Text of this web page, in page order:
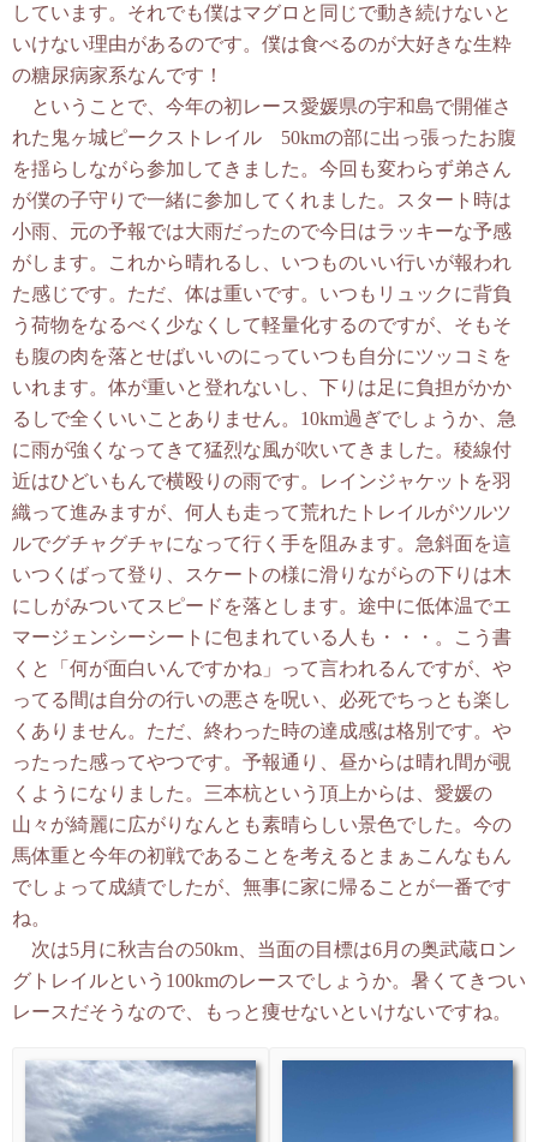
しています。それでも僕はマグロと同じで動き続けないと
いけない理由があるのです。僕は食べるのが大好きな生粋
の糖尿病家系なんです！
ということで、今年の初レース愛媛県の宇和島で開催さ
れた鬼ヶ城ピークストレイル 50kmの部に出っ張ったお腹
を揺らしながら参加してきました。今回も変わらず弟さん
が僕の子守りで一緒に参加してくれました。スタート時は
小雨、元の予報では大雨だったので今日はラッキーな予感
がします。これから晴れるし、いつものいい行いが報われ
た感じです。ただ、体は重いです。いつもリュックに背負
う荷物をなるべく少なくして軽量化するのですが、そもそ
も腹の肉を落とせばいいのにっていつも自分にツッコミを
いれます。体が重いと登れないし、下りは足に負担がかか
るしで全くいいことありません。10km過ぎでしょうか、急
に雨が強くなってきて猛烈な風が吹いてきました。稜線付
近はひどいもんで横殴りの雨です。レインジャケットを羽
織って進みますが、何人も走って荒れたトレイルがツルツ
ルでグチャグチャになって行く手を阻みます。急斜面を這
いつくばって登り、スケートの様に滑りながらの下りは木
にしがみついてスピードを落とします。途中に低体温でエ
マージェンシーシートに包まれている人も・・・。こう書
くと「何が面白いんですかね」って言われるんですが、や
ってる間は自分の行いの悪さを呪い、必死でちっとも楽し
くありません。ただ、終わった時の達成感は格別です。や
ったった感ってやつです。予報通り、昼からは晴れ間が覗
くようになりました。三本杭という頂上からは、愛媛の
山々が綺麗に広がりなんとも素晴らしい景色でした。今の
馬体重と今年の初戦であることを考えるとまぁこんなもん
でしょって成績でしたが、無事に家に帰ることが一番です
ね。
次は5月に秋吉台の50km、当面の目標は6月の奥武蔵ロン
グトレイルという100kmのレースでしょうか。暑くてきつい
レースだそうなので、もっと痩せないといけないですね。